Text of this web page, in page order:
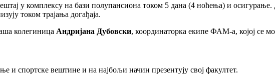
у комплексу на бази полупансиона током 5 дана (4 ноћења) и
током трајања догађаја.
колегиница Андријана Дубовски, координаторка екипе ФАМ-а, којој се
и спортске вештине и на најбољи начин презентују свој факултет.